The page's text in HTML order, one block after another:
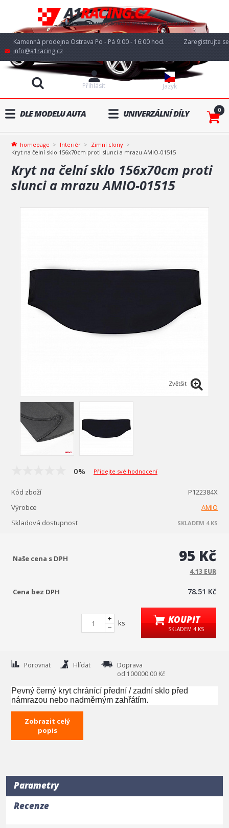
Kamenná prodejna Ostrava Po - Pá 9:00 - 16:00 hod.
info@a1racing.cz
Jazyk
Přihlásit
Zaregistrujte se
DLE MODELU AUTA UNIVERZÁLNÍ DÍLY 0
homepage Interiér
Zimní clony
Kryt na čelní sklo 156x70cm proti slunci a mrazu AMIO-01515
Kryt na čelní sklo 156x70cm proti
slunci a mrazu AMIO-01515
Zvětšit
0% Přidejte své hodnocení
Kód zboží
P122384X
Výrobce
AMIO
Skladová dostupnost
SKLADEM 4 KS
Naše cena s DPH 95 Kč
4.13 EUR
Cena bez DPH 78.51 Kč
ks KOUPIT
SKLADEM 4 KS
Porovnat Hlídat
Doprava
od 100000.00 Kč
Pevný černý kryt chránící přední / zadní sklo před
námrazou nebo nadměrným zahřátím.
CHARAKTERISTIKA:
Ideální jak v létě, tak v zimě
Zobrazit celý
popis
Parametry
Recenze